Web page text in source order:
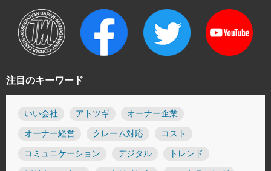
注目のキーワード
いい会社 アトツギ オーナー企業
オーナー経営 クレーム対応 コスト
コミュニケーション デジタル トレンド